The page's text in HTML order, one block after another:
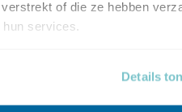
of die ze hebben
services.
Details